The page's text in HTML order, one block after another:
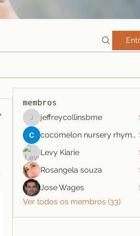
membros
jeffreycollinsbme
jeffreycollinsbme
cocomelon nursery rhymes
Levy Kiarie
Rosangela souza
Jose Wages
Ver todos os membros (33)